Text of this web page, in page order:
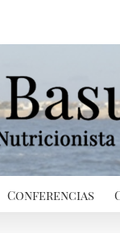
Conferencias